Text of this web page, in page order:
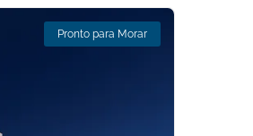
Pronto para Morar